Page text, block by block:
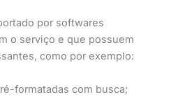
por softwares
o serviço e que possuem
como por exemplo:
formatadas com busca;